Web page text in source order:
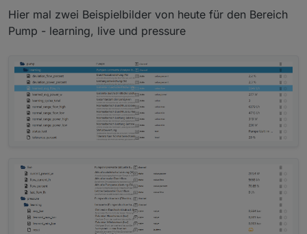
Hier mal zwei Beispielbilder von heute für den Bereich
Pump - learning, live und pressure